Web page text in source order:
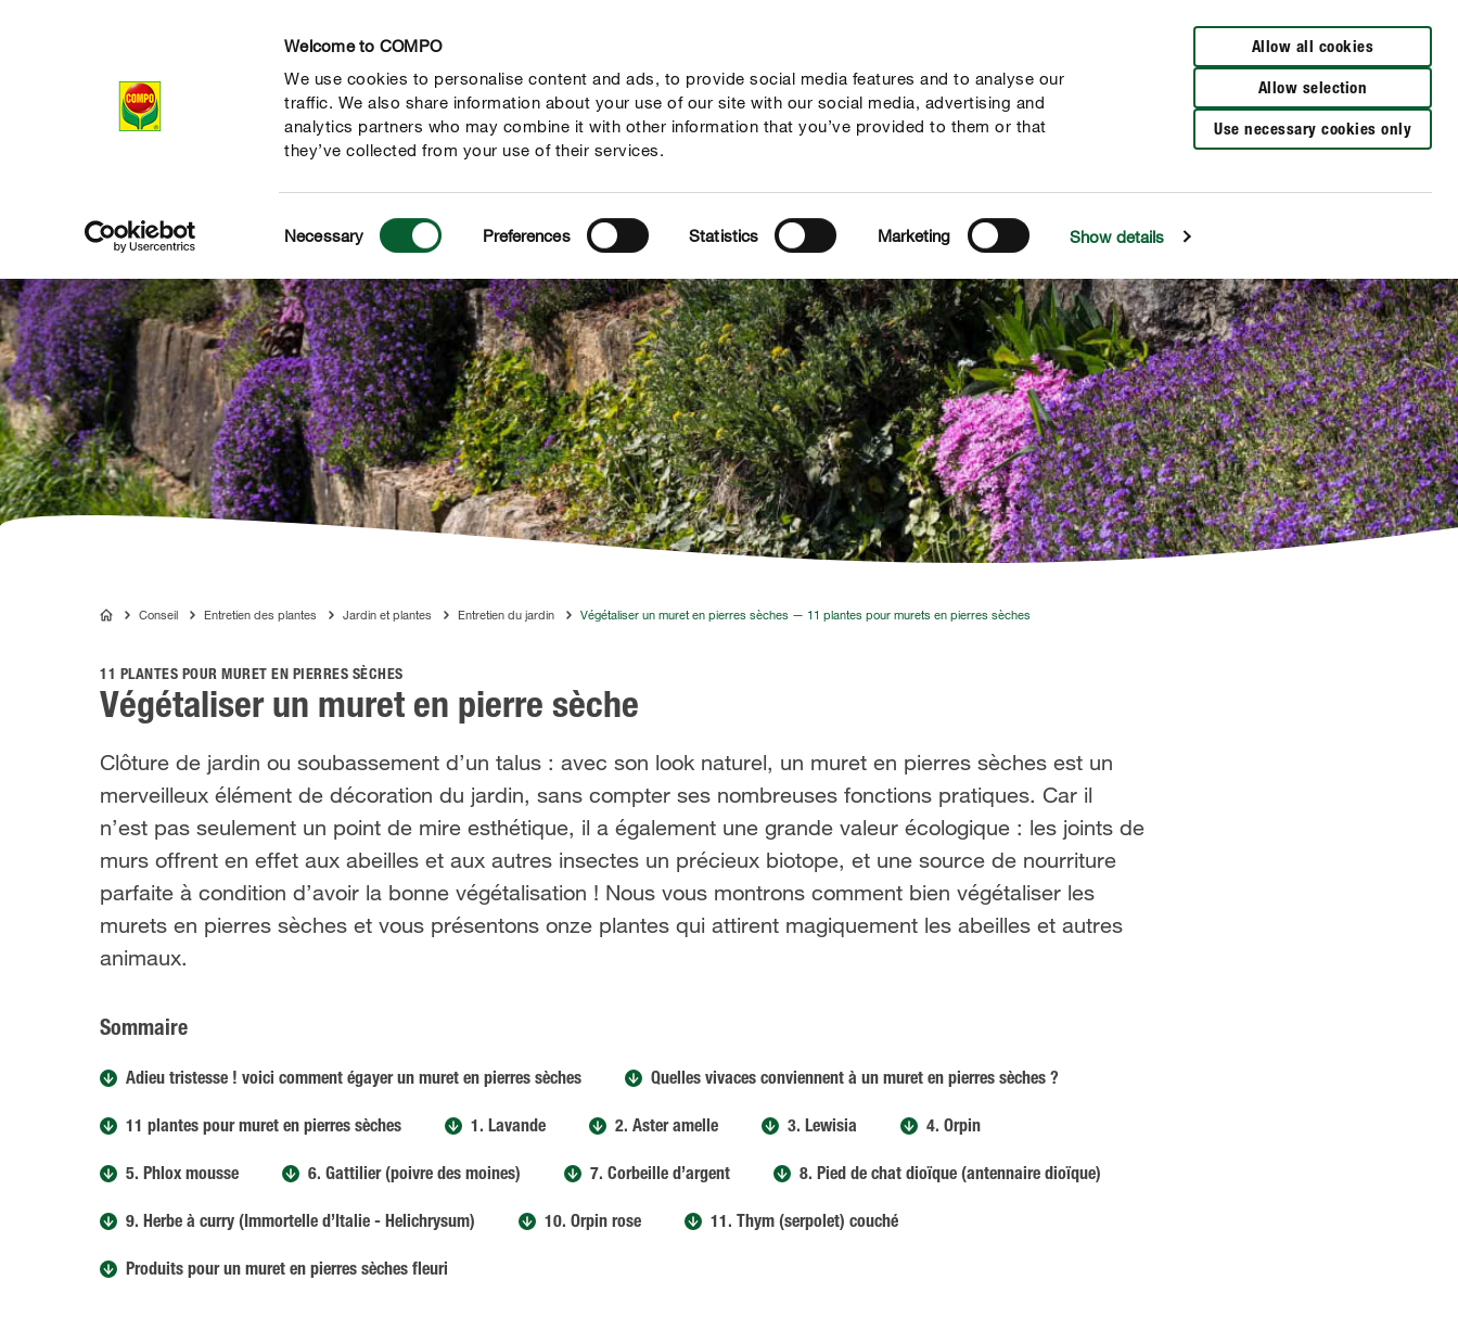
Welcome to COMPO
We use cookies to personalise content and ads, to provide social media features and to analyse our
traffic. We also share information about your use of our site with our social media, advertising and
analytics partners who may combine it with other information that you’ve provided to them or that
they’ve collected from your use of their services.
Selection
Necessary Preferences Statistics Marketing Show details
Allow all cookies
Allow selection
Use necessary cookies only
Distributeurs à proximité
Produits Conseil Thèmes Service Qui sommes-nous?
COMPOConseil Entretien des plantes Jardin et plantes Entretien du jardin Végétaliser un muret en pierres sèches — 11 plantes pour murets en pierres sèches
11 PLANTES POUR MURET EN PIERRES SÈCHES
Végétaliser un muret en pierre sèche
Clôture de jardin ou soubassement d’un talus : avec son look naturel, un muret en pierres sèches est un
merveilleux élément de décoration du jardin, sans compter ses nombreuses fonctions pratiques. Car il
n’est pas seulement un point de mire esthétique, il a également une grande valeur écologique : les joints de
murs offrent en effet aux abeilles et aux autres insectes un précieux biotope, et une source de nourriture
parfaite à condition d’avoir la bonne végétalisation ! Nous vous montrons comment bien végétaliser les
murets en pierres sèches et vous présentons onze plantes qui attirent magiquement les abeilles et autres
animaux.
Sommaire
Adieu tristesse ! voici comment égayer un muret en pierres sèches Quelles vivaces conviennent à un muret en pierres sèches ?
11 plantes pour muret en pierres sèches 1. Lavande 2. Aster amelle 3. Lewisia 4. Orpin
5. Phlox mousse 6. Gattilier (poivre des moines) 7. Corbeille d’argent 8. Pied de chat dioïque (antennaire dioïque)
9. Herbe à curry (Immortelle d’Italie - Helichrysum) 10. Orpin rose 11. Thym (serpolet) couché
Produits pour un muret en pierres sèches fleuri